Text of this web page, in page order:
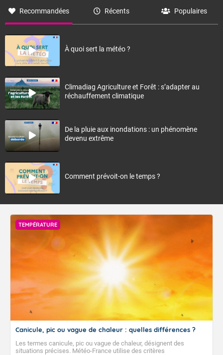
Recommandées Récents Populaires
À quoi sert la météo ?
Climadiag Agriculture et Forêt : s’adapter au
réchauffement climatique
De la pluie aux inondations : un phénomène
devenu extrême
Comment prévoit-on le temps ?
TEMPÉRATURE
Canicule, pic ou vague de chaleur : quelles différences ?
Les termes canicule, pic ou vague de chaleur, désignent des
situations précises. Météo-France utilise des critères